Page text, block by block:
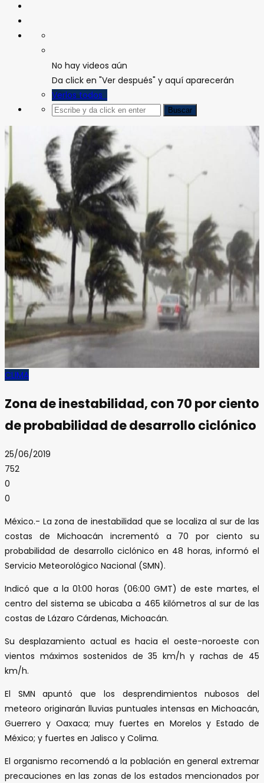
No hay videos aún
Da click en "Ver después" y aquí aparecerán
Verlos todos
CLIMA
Zona de inestabilidad, con 70 por ciento
de probabilidad de desarrollo ciclónico
25/06/2019
752
0
0
México.- La zona de inestabilidad que se localiza al sur de las
costas de Michoacán incrementó a 70 por ciento su
probabilidad de desarrollo ciclónico en 48 horas, informó el
Servicio Meteorológico Nacional (SMN).
Indicó que a la 01:00 horas (06:00 GMT) de este martes, el
centro del sistema se ubicaba a 465 kilómetros al sur de las
costas de Lázaro Cárdenas, Michoacán.
Su desplazamiento actual es hacia el oeste-noroeste con
vientos máximos sostenidos de 35 km/h y rachas de 45
km/h.
El SMN apuntó que los desprendimientos nubosos del
meteoro originarán lluvias puntuales intensas en Michoacán,
Guerrero y Oaxaca; muy fuertes en Morelos y Estado de
México; y fuertes en Jalisco y Colima.
El organismo recomendó a la población en general extremar
precauciones en las zonas de los estados mencionados por